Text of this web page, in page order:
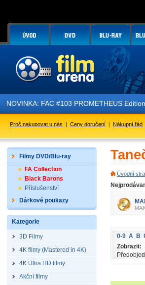
NOVINKA: FAC #103 PROMETHEUS
Proč nakupovat u nás | Ceny doručení | Nákupní řád
Filmy DVD/Blu-ray
FA Collection
Black Barons
Příslušenství
Dárkové poukazy
Kategorie
3D Filmy
4K filmy (Mastered in 4K)
4K Ultra HD filmy
Akční filmy
Úvodní
0-9 A B
Zobrazit: